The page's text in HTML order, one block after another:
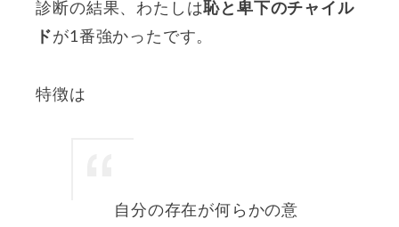
診断の結果、わたしは恥と卑下のチャイル
ド が1番強かったです。
特徴は
自分の存在が何らかの意